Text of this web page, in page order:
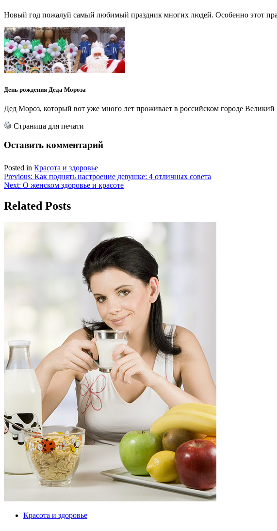
Новый год пожалуй самый любимый праздник многих людей. Особенно этот
День рождения Деда Мороза
Дед Мороз, который вот уже много лет проживает в российском городе
Страница для печати
Оставить комментарий
Posted in Красота и здоровье
Навигация
по
записям
Previous: Как поднять настроение девушке: 4 отличных совета
Next: О женском здоровье и красоте
Related Posts
Красота и здоровье